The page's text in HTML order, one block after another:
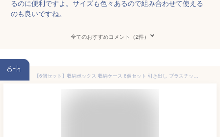
るのに便利ですよ。サイズも色々あるので組み合わせて使える
のも良いですね。
全てのおすすめコメント（2件）
6th
【6個セット】収納ボックス 収納ケース 6個セット 引き出し プラスチック 引き出し 3段 収納ボックス 衣装ケース おしゃれ アイリスオーヤマ チェスト BC-L 衣装ケース クリアケース 50cm 奥行50cm コンパクト クローゼット 衣装ケース